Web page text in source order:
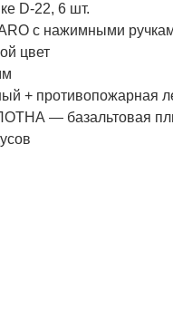
D-22, 6 шт.
с нажимными
цвет​​​​​​​
+ противопожарная
— базальтовая